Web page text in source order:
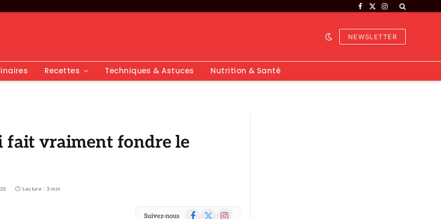
Facebook
X
Instagram
NEWSLETTER
Recettes Techniques & Astuces Nutrition & Santé
fait vraiment fondre le
Lecture : 3 min
Suivez-nous Facebook
X
Instagram